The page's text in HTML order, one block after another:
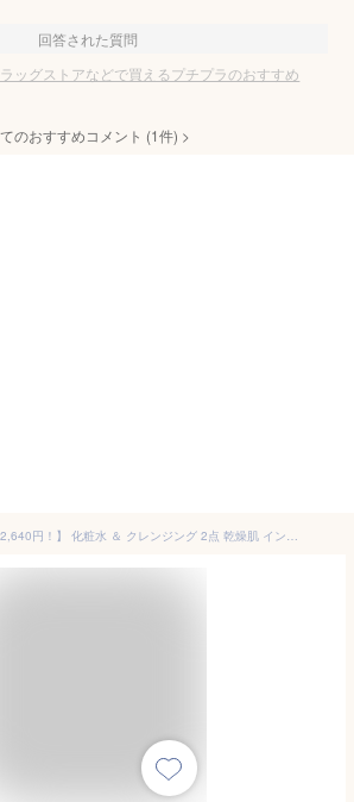
回答された質問
ッグストアなどで買えるプチプラのおすすめ
のおすすめコメント (1件) >
【半額クーポンで2,640円！】 化粧水 ＆ クレンジング 2点 乾燥肌 インナードライ うるおいもち肌 保湿化粧水 150ml クレンジングジェル 150ml メイク落とし エイジング 毛穴 キメ 無添加 基礎化粧品 化粧品 コスメ スキンケア スキンケアセット 40代 50代 60代